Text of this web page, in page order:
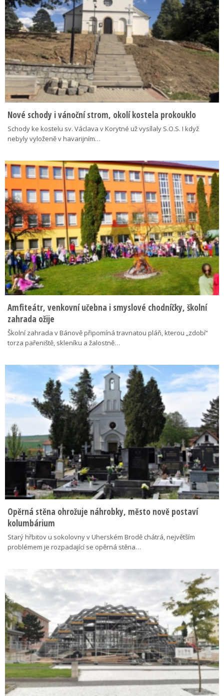
Nové schody i vánoční strom, okolí kostela prokouklo
Schody ke kostelu sv. Václava v Korytné už vysílaly S.O.S. I když
nebyly vyloženě v havarijním…
Amfiteátr, venkovní učebna i smyslové chodníčky, školní
zahrada ožije
Školní zahrada v Bánově připomíná travnatou pláň, kterou „zdobí“
torza pařeniště, skleníku a žalostně…
Opěrná stěna ohrožuje náhrobky, město nově postaví
kolumbárium
Starý hřbitov u sokolovny v Uherském Brodě chátrá, největším
problémem je rozpadající se opěrná stěna…